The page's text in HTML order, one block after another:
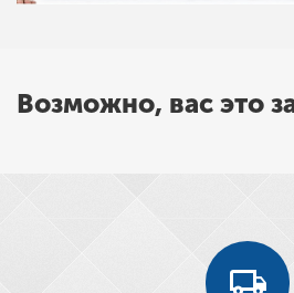
Возможно, вас это